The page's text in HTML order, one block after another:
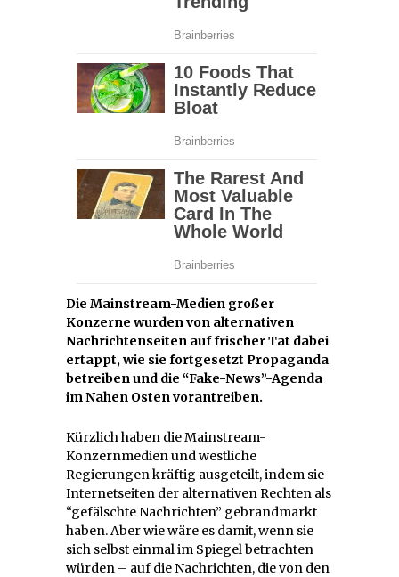
Die Mainstream-Medien großer
Konzerne wurden von alternativen
Nachrichtenseiten auf frischer Tat dabei
ertappt, wie sie fortgesetzt Propaganda
betreiben und die “Fake-News”-Agenda
im Nahen Osten vorantreiben.
Kürzlich haben die Mainstream-
Konzernmedien und westliche
Regierungen kräftig ausgeteilt, indem sie
Internetseiten der alternativen Rechten als
“gefälschte Nachrichten” gebrandmarkt
haben. Aber wie wäre es damit, wenn sie
sich selbst einmal im Spiegel betrachten
würden – auf die Nachrichten, die von den